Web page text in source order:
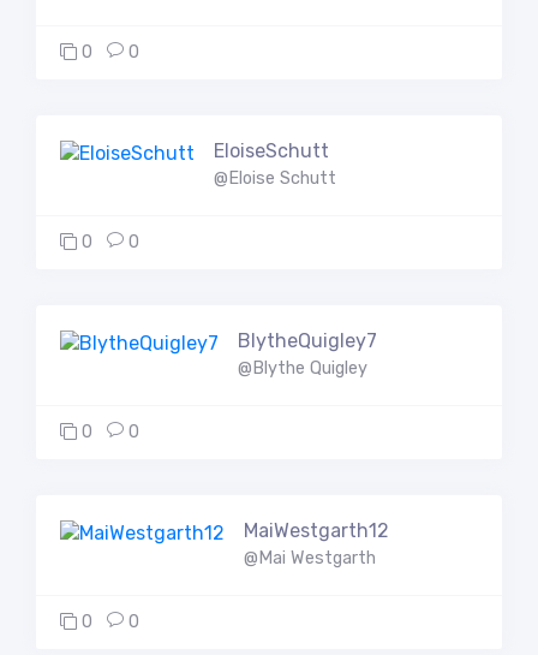
0 0
EloiseSchutt
@Eloise Schutt
0 0
BlytheQuigley7
@Blythe Quigley
0 0
MaiWestgarth12
@Mai Westgarth
0 0